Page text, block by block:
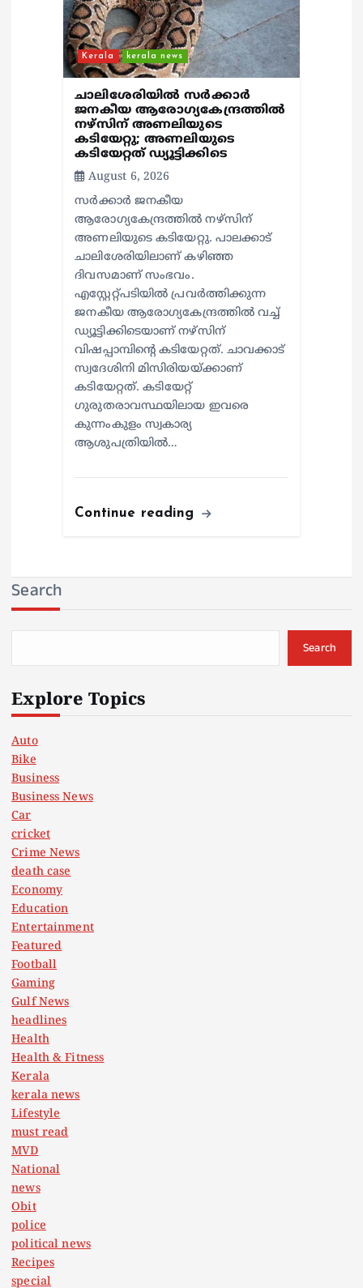
Kerala kerala news
ചാലിശേരിയില്‍ സര്‍ക്കാര്‍
ജനകീയ ആരോഗ്യകേന്ദ്രത്തില്‍
നഴ്സിന് അണലിയുടെ
കടിയേറ്റു; അണലിയുടെ
കടിയേറ്റത് ഡ്യൂട്ടിക്കിടെ
August 6, 2026
സര്‍ക്കാര്‍ ജനകീയ
ആരോഗ്യകേന്ദ്രത്തില്‍ നഴ്സിന്
അണലിയുടെ കടിയേറ്റു. പാലക്കാട്
ചാലിശേരിയിലാണ് കഴിഞ്ഞ
ദിവസമാണ് സംഭവം.
എസ്റ്റേറ്റ്പടിയില്‍ പ്രവര്‍ത്തിക്കുന്ന
ജനകീയ ആരോഗ്യകേന്ദ്രത്തില്‍ വച്ച്
ഡ്യൂട്ടിക്കിടെയാണ് നഴ്സിന്
വിഷപ്പാമ്പിന്റെ കടിയേറ്റത്. ചാവക്കാട്
സ്വദേശിനി മിസിരിയയ്ക്കാണ്
കടിയേറ്റത്. കടിയേറ്റ്
ഗുരുതരാവസ്ഥയിലായ ഇവരെ
കുന്നംകുളം സ്വകാര്യ
ആശുപത്രിയില്‍…
Continue reading
Search
Search
Explore Topics
Auto
Bike
Business
Business News
Car
cricket
Crime News
death case
Economy
Education
Entertainment
Featured
Football
Gaming
Gulf News
headlines
Health
Health & Fitness
Kerala
kerala news
Lifestyle
must read
MVD
National
news
Obit
police
political news
Recipes
special